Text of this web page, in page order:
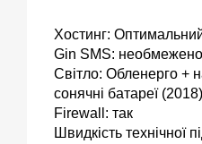
Хостинг:
Gin SMS: необмежено
Світло: Обленерго +
сонячні батареї (2018)
Firewall: так
Швидкість технічної